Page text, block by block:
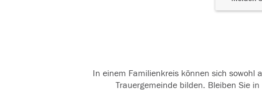
In einem Familienkreis können sich sowohl
Trauergemeinde bilden. Bleiben Sie